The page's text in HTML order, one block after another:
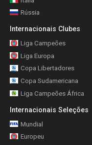
Rússia
Internacionais Clubes
Liga Campeões
Liga Europa
Copa Libertadores
Copa Sudamericana
Liga Campeões África
Internacionais Seleções
Mundial
Europeu